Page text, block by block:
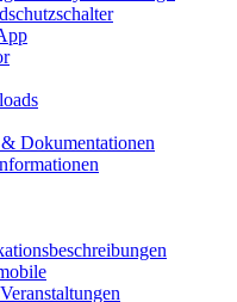
Dokumentationen